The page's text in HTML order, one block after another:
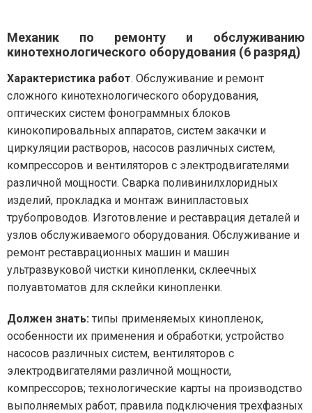
Механик по ремонту и обслуживанию
кинотехнологического оборудования (6 разряд)
Характеристика работ. Обслуживание и ремонт
сложного кинотехнологического оборудования,
оптических систем фонограммных блоков
кинокопировальных аппаратов, систем закачки и
циркуляции растворов, насосов различных систем,
компрессоров и вентиляторов с электродвигателями
различной мощности. Сварка поливинилхлоридных
изделий, прокладка и монтаж винипластовых
трубопроводов. Изготовление и реставрация деталей и
узлов обслуживаемого оборудования. Обслуживание и
ремонт реставрационных машин и машин
ультразвуковой чистки кинопленки, склеечных
полуавтоматов для склейки кинопленки.
Должен знать: типы применяемых кинопленок,
особенности их применения и обработки; устройство
насосов различных систем, вентиляторов с
электродвигателями различной мощности,
компрессоров; технологические карты на производство
выполняемых работ; правила подключения трехфазных